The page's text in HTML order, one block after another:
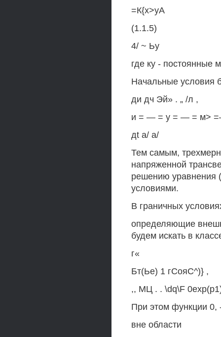
=К{х>уА
(1.1.5)
4/ ~ Ьу
где ку - постоянные
Начальные условия
ди дч Эй» . „ /л ,
и = — = у = — = м>
дt а/ а/
Тем самым,
напряженной
решению уравнения
условиями.
В граничных
определяющие
будем искать в
г«
Бт(Ье) 1 гСояС^)} ,
,, МЦ . . \dq\F
При этом функции 0,
вне области